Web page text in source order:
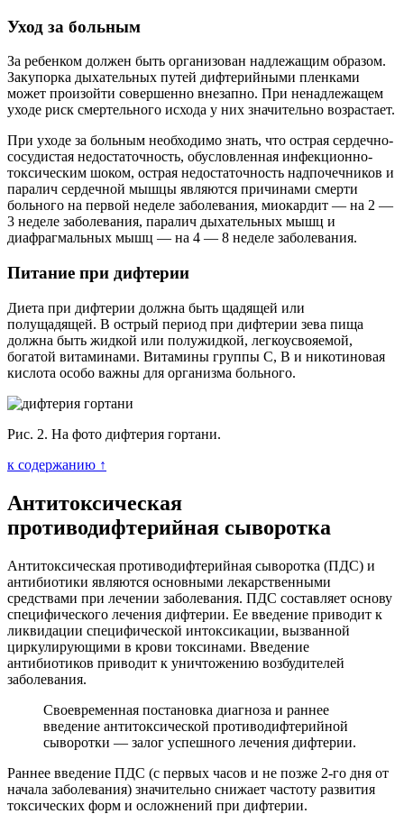
Уход за больным
За ребенком должен быть организован надлежащим образом.
Закупорка дыхательных путей дифтерийными пленками
может произойти совершенно внезапно. При ненадлежащем
уходе риск смертельного исхода у них значительно возрастает.
При уходе за больным необходимо знать, что острая сердечно-
сосудистая недостаточность, обусловленная инфекционно-
токсическим шоком, острая недостаточность надпочечников и
паралич сердечной мышцы являются причинами смерти
больного на первой неделе заболевания, миокардит — на 2 —
3 неделе заболевания, паралич дыхательных мышц и
диафрагмальных мышц — на 4 — 8 неделе заболевания.
Питание при дифтерии
Диета при дифтерии должна быть щадящей или
полущадящей. В острый период при дифтерии зева пища
должна быть жидкой или полужидкой, легкоусвояемой,
богатой витаминами. Витамины группы С, В и никотиновая
кислота особо важны для организма больного.
Рис. 2. На фото дифтерия гортани.
к содержанию ↑
Антитоксическая
противодифтерийная сыворотка
Антитоксическая противодифтерийная сыворотка (ПДС) и
антибиотики являются основными лекарственными
средствами при лечении заболевания. ПДС составляет основу
специфического лечения дифтерии. Ее введение приводит к
ликвидации специфической интоксикации, вызванной
циркулирующими в крови токсинами. Введение
антибиотиков приводит к уничтожению возбудителей
заболевания.
Своевременная постановка диагноза и раннее
введение антитоксической противодифтерийной
сыворотки — залог успешного лечения дифтерии.
Раннее введение ПДС (с первых часов и не позже 2-го дня от
начала заболевания) значительно снижает частоту развития
токсических форм и осложнений при дифтерии.